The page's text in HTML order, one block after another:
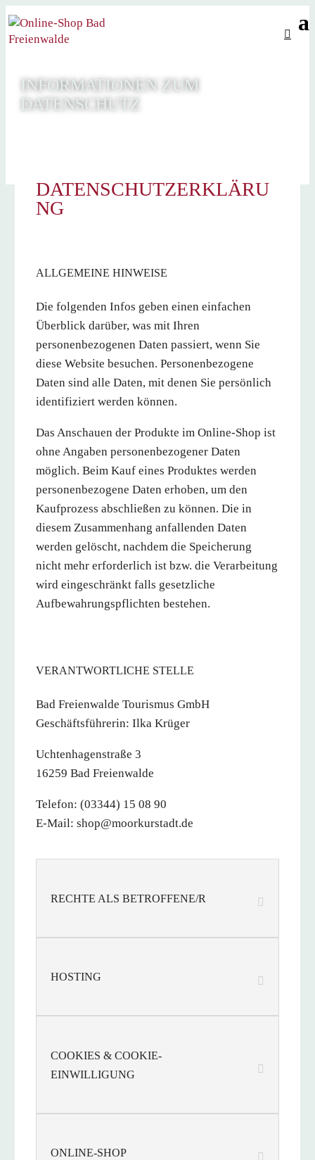
INFORMATIONEN ZUM
DATENSCHUTZ
DATENSCHUTZERKLÄRU
NG
ALLGEMEINE HINWEISE
Die folgenden Infos geben einen einfachen
Überblick darüber, was mit Ihren
personenbezogenen Daten passiert, wenn Sie
diese Website besuchen. Personenbezogene
Daten sind alle Daten, mit denen Sie persönlich
identifiziert werden können.
Das Anschauen der Produkte im Online-Shop ist
ohne Angaben personenbezogener Daten
möglich. Beim Kauf eines Produktes werden
personenbezogene Daten erhoben, um den
Kaufprozess abschließen zu können. Die in
diesem Zusammenhang anfallenden Daten
werden gelöscht, nachdem die Speicherung
nicht mehr erforderlich ist bzw. die Verarbeitung
wird eingeschränkt falls gesetzliche
Aufbewahrungspflichten bestehen.
VERANTWORTLICHE STELLE
Bad Freienwalde Tourismus GmbH
Geschäftsführerin: Ilka Krüger
Uchtenhagenstraße 3
16259 Bad Freienwalde
Telefon: (03344) 15 08 90
E-Mail: shop@moorkurstadt.de
RECHTE ALS BETROFFENE/R
HOSTING
COOKIES & COOKIE-
EINWILLIGUNG
ONLINE-SHOP